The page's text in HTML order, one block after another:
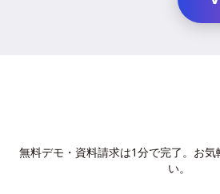
無料デモ・資料請求は1分で完了。お気
い。